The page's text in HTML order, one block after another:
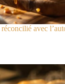
avec